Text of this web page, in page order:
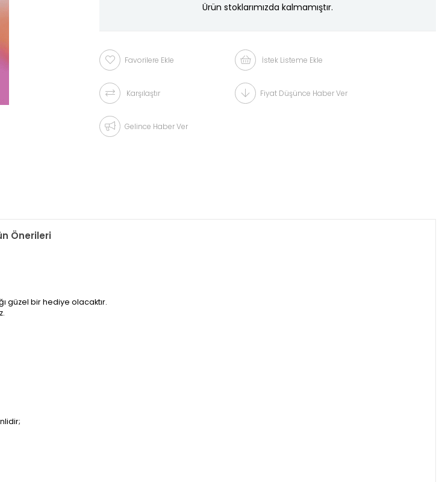
Ürün stoklarımızda kalmamıştır.
Favorilere Ekle İstek Listeme Ekle
Karşılaştır Fiyat Düşünce Haber Ver
Gelince Haber Ver
Önerileri
güzel bir hediye olacaktır.